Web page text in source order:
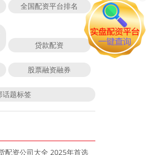
全国配资平台排名
贷款配资
股票融资融券
话题标签
配资公司大全 2025年首选